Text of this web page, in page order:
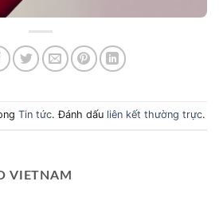
Tin tức. Đánh dấu liên kết thường trực.
VIETNAM